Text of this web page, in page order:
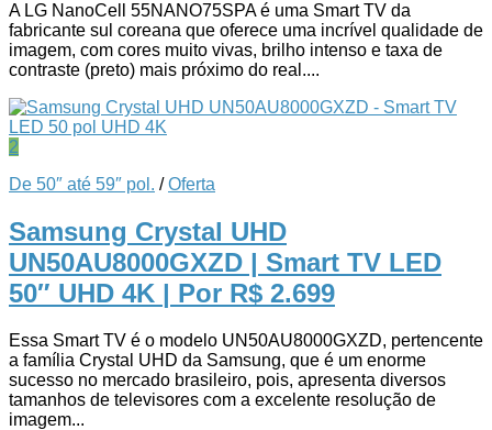
A LG NanoCell 55NANO75SPA é uma Smart TV da
fabricante sul coreana que oferece uma incrível qualidade de
imagem, com cores muito vivas, brilho intenso e taxa de
contraste (preto) mais próximo do real....
2
De 50″ até 59″ pol. /Oferta
Samsung Crystal UHD
UN50AU8000GXZD | Smart TV LED
50″ UHD 4K | Por R$ 2.699
Essa Smart TV é o modelo UN50AU8000GXZD, pertencente
a família Crystal UHD da Samsung, que é um enorme
sucesso no mercado brasileiro, pois, apresenta diversos
tamanhos de televisores com a excelente resolução de
imagem...